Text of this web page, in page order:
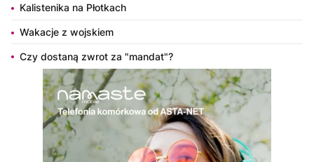
Kalistenika na Płotkach
Wakacje z wojskiem
Czy dostaną zwrot za "mandat"?